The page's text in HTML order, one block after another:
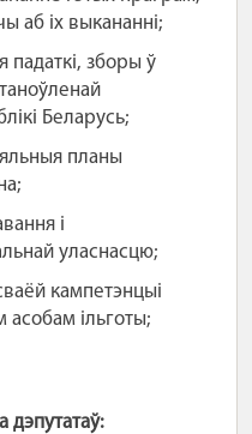
аб іх выкананні;
падаткі, зборы ў
Беларусь;
планы
і
уласнасцю;
кампетэнцыі
ільготы;
дэпутатаў: